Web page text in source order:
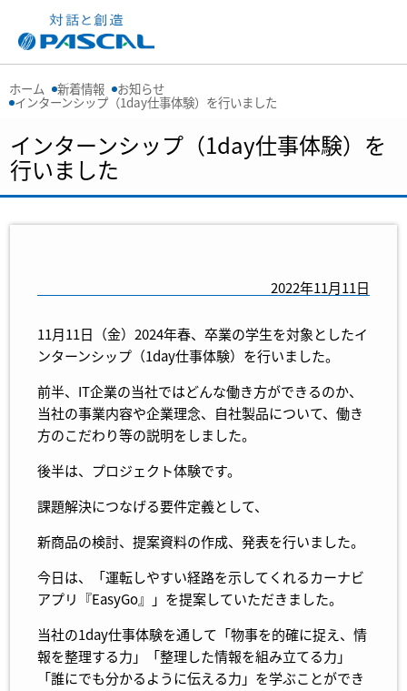
ホーム 新着情報 お知らせ
インターンシップ（1day仕事体験）を行いました
インターンシップ（1day仕事体験）を
行いました
2022年11月11日
11月11日（金）2024年春、卒業の学生を対象としたイ
ンターンシップ（1day仕事体験）を行いました。
前半、IT企業の当社ではどんな働き方ができるのか、
当社の事業内容や企業理念、自社製品について、働き
方のこだわり等の説明をしました。
後半は、プロジェクト体験です。
課題解決につなげる要件定義として、
新商品の検討、提案資料の作成、発表を行いました。
今日は、「運転しやすい経路を示してくれるカーナビ
アプリ『EasyGo』」を提案していただきました。
当社の1day仕事体験を通して「物事を的確に捉え、情
報を整理する力」「整理した情報を組み立てる力」
「誰にでも分かるように伝える力」を学ぶことができ